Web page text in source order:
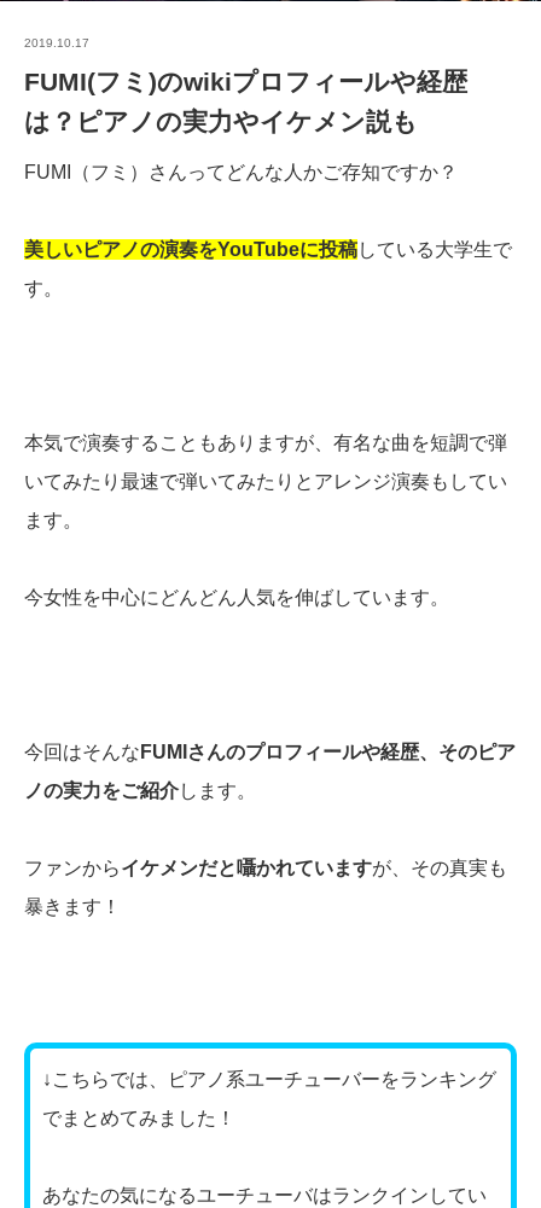
2019.10.17
FUMI(フミ)のwikiプロフィールや経歴
は？ピアノの実力やイケメン説も
FUMI（フミ）さんってどんな人かご存知ですか？
美しいピアノの演奏をYouTubeに投稿している大学生で
す。
本気で演奏することもありますが、有名な曲を短調で弾
いてみたり最速で弾いてみたりとアレンジ演奏もしてい
ます。
今女性を中心にどんどん人気を伸ばしています。
今回はそんな FUMIさんのプロフィールや経歴、そのピア
ノの実力をご紹介します。
ファンからイケメンだと囁かれていますが、その真実も
暴きます！
↓こちらでは、ピアノ系ユーチューバーをランキング
でまとめてみました！
あなたの気になるユーチューバはランクインしてい